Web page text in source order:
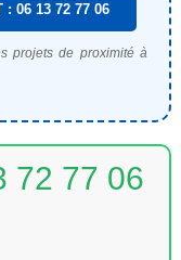
: 06 13 72 77 06
projets de proximité à
72 77 06